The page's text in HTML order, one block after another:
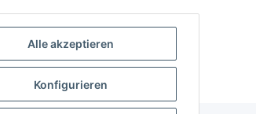
Alle akzeptieren
Konfigurieren